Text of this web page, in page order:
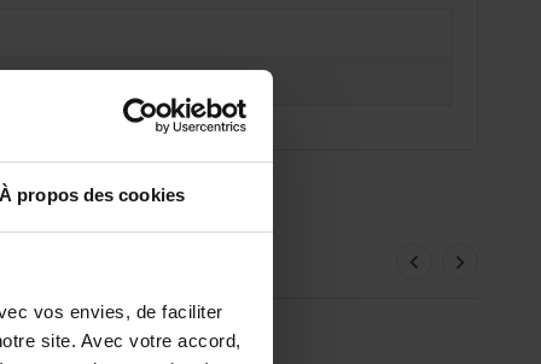
À propos des cookies
vos envies, de faciliter
site. Avec votre accord,